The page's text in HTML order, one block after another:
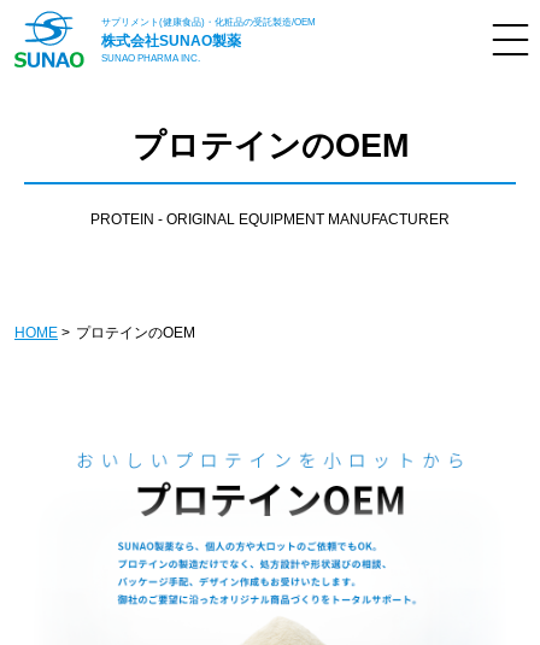
株式会社SUNAO製薬
サプリメント(健康食品)・化粧品の受託製造/OEM
SUNAO PHARMA INC.
プロテインのOEM
PROTEIN - ORIGINAL EQUIPMENT MANUFACTURER
HOME プロテインのOEM